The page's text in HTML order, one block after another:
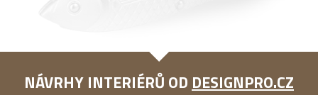
NÁVRHY INTERIÉRŮ OD DESIGNPRO.CZ